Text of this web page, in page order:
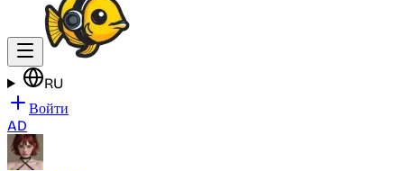
RU
Войти
AD